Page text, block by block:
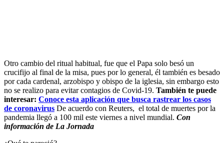
Otro cambio del ritual habitual, fue que el Papa solo besó un
crucifijo al final de la misa, pues por lo general, él también es besado
por cada cardenal, arzobispo y obispo de la iglesia, sin embargo esto
no se realizo para evitar contagios de Covid-19. También te puede
interesar: Conoce esta aplicación que busca rastrear los casos
de coronavirus De acuerdo con Reuters, el total de muertes por la
pandemia llegó a 100 mil este viernes a nivel mundial. Con
información de La Jornada